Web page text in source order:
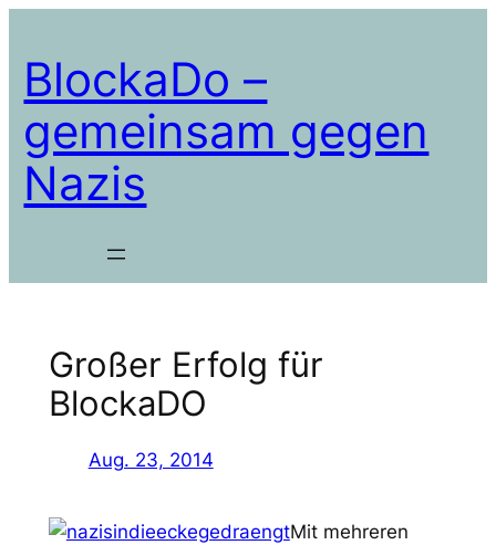
springen
BlockaDo –
gemeinsam gegen
Nazis
Großer Erfolg für
BlockaDO
Aug. 23, 2014
Mit mehreren